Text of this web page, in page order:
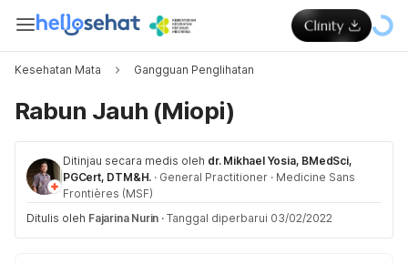
Kesehatan Mata Gangguan Penglihatan
Rabun Jauh (Miopi)
Ditinjau secara medis oleh dr. Mikhael Yosia, BMedSci,
PGCert, DTM&H. · General Practitioner · Medicine Sans
Frontières (MSF)
Ditulis oleh Fajarina Nurin · Tanggal diperbarui 03/02/2022